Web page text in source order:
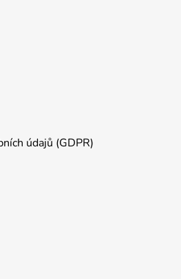
údajů (GDPR)